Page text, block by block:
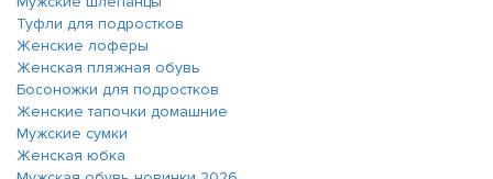
Туфли для подростков
Женские лоферы
Женская пляжная обувь
Босоножки для подростков
Женские тапочки домашние
Мужские сумки
Женская юбка